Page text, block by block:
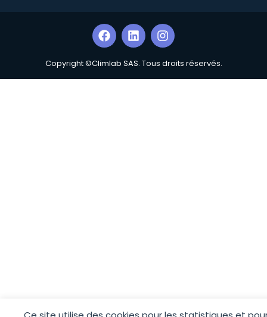
Copyright ©Climlab SAS. Tous droits réservés.